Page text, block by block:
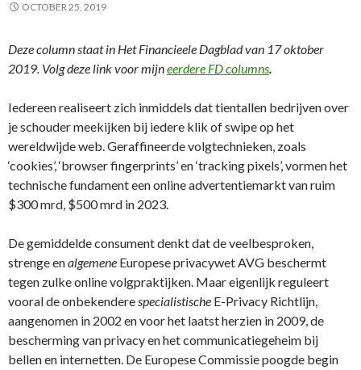
OCTOBER 25, 2019
Deze column staat in Het Financieele Dagblad van 17 oktober
2019. Volg deze link voor mijneerdere FD columns.
Iedereen realiseert zich inmiddels dat tientallen bedrijven over
je schouder meekijken bij iedere klik of swipe op het
wereldwijde web. Geraffineerde volgtechnieken, zoals
‘cookies’, ‘browser fingerprints’ en ‘tracking pixels’, vormen het
technische fundament een online advertentiemarkt van ruim
$300 mrd, $500 mrd in 2023.
De gemiddelde consument denkt dat de veelbesproken,
strenge enalgemene Europese privacywet AVG beschermt
tegen zulke online volgpraktijken. Maar eigenlijk reguleert
vooral de onbekenderespecialistische E-Privacy Richtlijn,
aangenomen in 2002 en voor het laatst herzien in 2009, de
bescherming van privacy en het communicatiegeheim bij
bellen en internetten. De Europese Commissie poogde begin